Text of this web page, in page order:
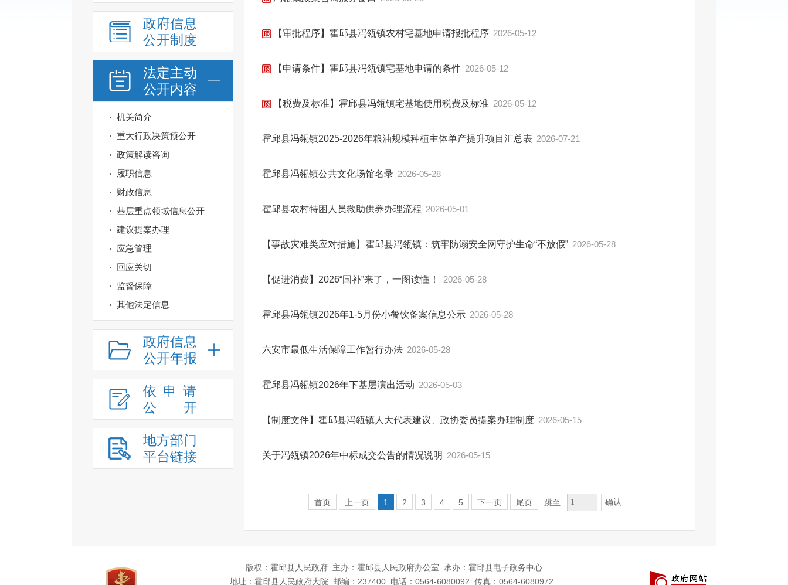
政府信息
公开制度
法定主动
公开内容
机关简介
重大行政决策预公开
政策解读咨询
履职信息
财政信息
基层重点领域信息公开
建议提案办理
应急管理
回应关切
监督保障
其他法定信息
政府信息
公开年报
依申请
公
开
地方部门
平台链接
【审批程序】霍邱县冯瓴镇农村宅基地申请报批程序 2026-05-12
【申请条件】霍邱县冯瓴镇宅基地申请的条件 2026-05-12
【税费及标准】霍邱县冯瓴镇宅基地使用税费及标准 2026-05-12
霍邱县冯瓴镇2025-2026年粮油规模种植主体单产提升项目汇总表 2026-07-21
霍邱县冯瓴镇公共文化场馆名录 2026-05-28
霍邱县农村特困人员救助供养办理流程 2026-05-01
【事故灾难类应对措施】霍邱县冯瓴镇：筑牢防溺安全网守护生命“不放假” 2026-05-28
【促进消费】2026“国补”来了，一图读懂！ 2026-05-28
霍邱县冯瓴镇2026年1-5月份小餐饮备案信息公示 2026-05-28
六安市最低生活保障工作暂行办法 2026-05-28
霍邱县冯瓴镇2026年下基层演出活动 2026-05-03
【制度文件】霍邱县冯瓴镇人大代表建议、政协委员提案办理制度 2026-05-15
关于冯瓴镇2026年中标成交公告的情况说明 2026-05-15
首页 上一页 1 2 3 4 5 下一页 尾页 跳至 确认
版权：霍邱县人民政府 主办：霍邱县人民政府办公室
承办：霍邱县电子政务中心
地址：霍邱县人民政府大院
邮编：237400 电话：0564-6080092 传真：0564-6080972